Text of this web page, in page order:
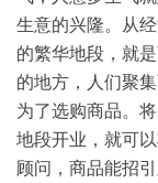
生意的兴隆。从
的繁华地段，就
的地方，人们聚
为了选购商品。
地段开业，就可
顾问，商品能招